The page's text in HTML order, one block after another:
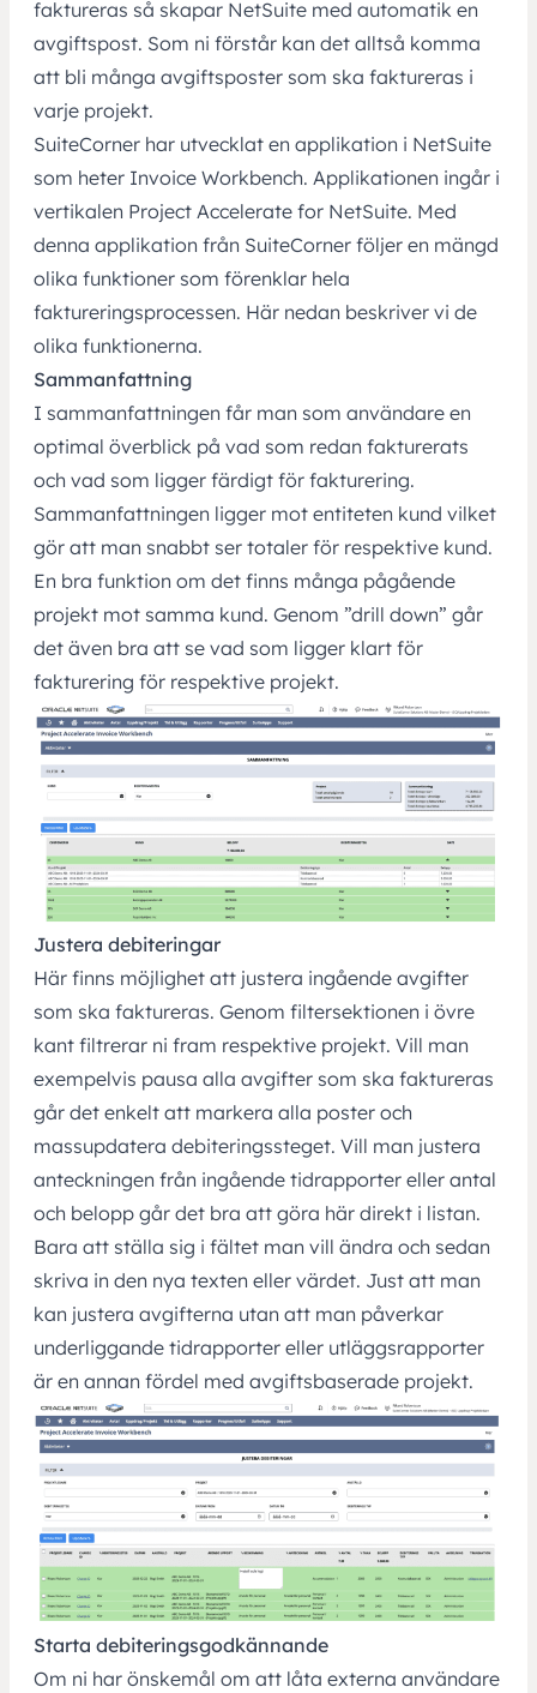
faktureras så skapar NetSuite med automatik en
avgiftspost. Som ni förstår kan det alltså komma
att bli många avgiftsposter som ska faktureras i
varje projekt.
SuiteCorner har utvecklat en applikation i NetSuite
som heter Invoice Workbench. Applikationen ingår i
vertikalen Project Accelerate for NetSuite. Med
denna applikation från SuiteCorner följer en mängd
olika funktioner som förenklar hela
faktureringsprocessen. Här nedan beskriver vi de
olika funktionerna.
Sammanfattning
I sammanfattningen får man som användare en
optimal överblick på vad som redan fakturerats
och vad som ligger färdigt för fakturering.
Sammanfattningen ligger mot entiteten kund vilket
gör att man snabbt ser totaler för respektive kund.
En bra funktion om det finns många pågående
projekt mot samma kund. Genom ”drill down” går
det även bra att se vad som ligger klart för
fakturering för respektive projekt.
Justera debiteringar
Här finns möjlighet att justera ingående avgifter
som ska faktureras. Genom filtersektionen i övre
kant filtrerar ni fram respektive projekt. Vill man
exempelvis pausa alla avgifter som ska faktureras
går det enkelt att markera alla poster och
massupdatera debiteringssteget. Vill man justera
anteckningen från ingående tidrapporter eller antal
och belopp går det bra att göra här direkt i listan.
Bara att ställa sig i fältet man vill ändra och sedan
skriva in den nya texten eller värdet. Just att man
kan justera avgifterna utan att man påverkar
underliggande tidrapporter eller utläggsrapporter
är en annan fördel med avgiftsbaserade projekt.
Starta debiteringsgodkännande
Om ni har önskemål om att låta externa användare